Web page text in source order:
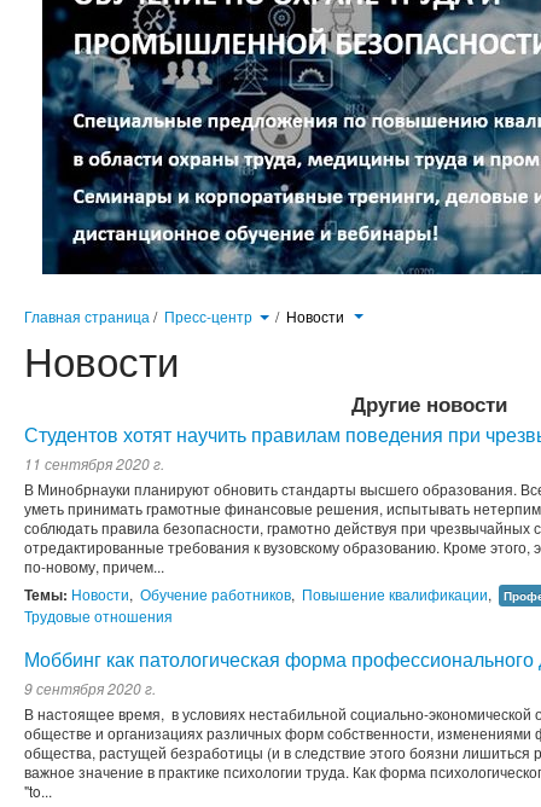
Главная страница / Пресс-центр / Новости
Новости
Другие новости
Студентов хотят научить правилам поведения при
11 сентября 2020 г.
В Минобрнауки планируют обновить стандарты высшего образования.
уметь принимать грамотные финансовые решения, испытывать
соблюдать правила безопасности, грамотно действуя при чрезвычайных
отредактированные требования к вузовскому образованию. Кроме этого,
по-новому, причем...
Темы: Новости, Обучение работников, Повышение квалификации,
Трудовые отношения
Моббинг как патологическая форма профессионального
9 сентября 2020 г.
В настоящее время, в условиях нестабильной социально-
обществе и организациях различных форм собственности,
общества, растущей безработицы (и в следствие этого боязни
важное значение в практике психологии труда. Как форма
"to...